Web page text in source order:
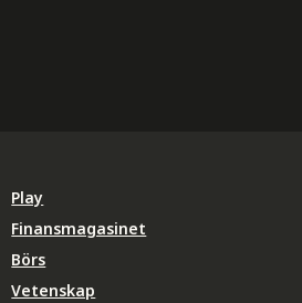
Play
Finansmagasinet
Börs
Vetenskap